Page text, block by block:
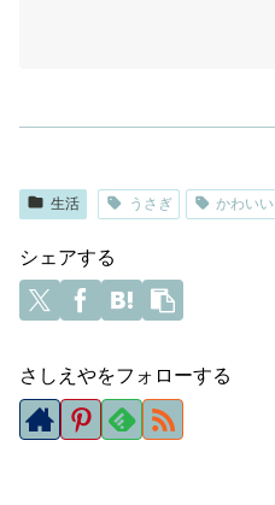
生活 うさぎ かわいい
シェアする
さしえやをフォローする